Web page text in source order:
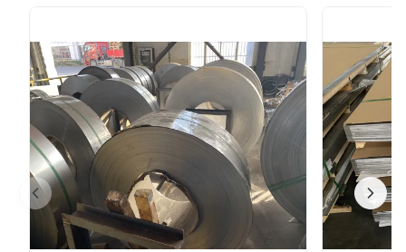
сечения Стержня сталь для строительства
Введение продукта Угловая сталь относится к
конструкции из углеродной конструктивной ...